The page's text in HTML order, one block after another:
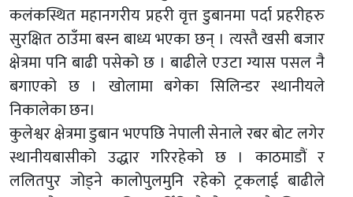
कलंकस्थित महानगरीय प्रहरी वृत्त डुबानमा पर्दा प्रहरीहरु
सुरक्षित ठाउँमा बस्न बाध्य भएका छन् । त्यस्तै खसी बजार
क्षेत्रमा पनि बाढी पसेको छ । बाढीले एउटा ग्यास पसल नै
बगाएको छ । खोलामा बगेका सिलिन्डर स्थानीयले
निकालेका छन।
कुलेश्वर क्षेत्रमा डुबान भएपछि नेपाली सेनाले रबर बोट लगेर
स्थानीयबासीको उद्धार गरिरहेको छ । काठमाडौं र
ललितपुर जोड्ने कालोपुलमुनि रहेको ट्रकलाई बाढीले